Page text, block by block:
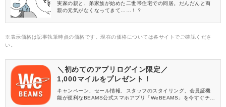
実家の親と、弟家族が始めた二世帯住宅での同居。だんだんと両
親の元気がなくなってきて……！？
※表示価格は記事執筆時点の価格です。現在の価格については各サイトでご確認くださ
い。
＼初めてのアプリログイン限定／
1,000マイルをプレゼント！
キャンペーン、セール情報、スタッフのスタイリング、会員証機
能が便利なBEAMS公式スマホアプリ「WeBEAMS」を今すぐチェ